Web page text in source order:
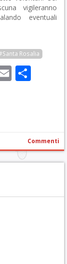
vigileranno
eventuali
Rosalia
Email
Commenti